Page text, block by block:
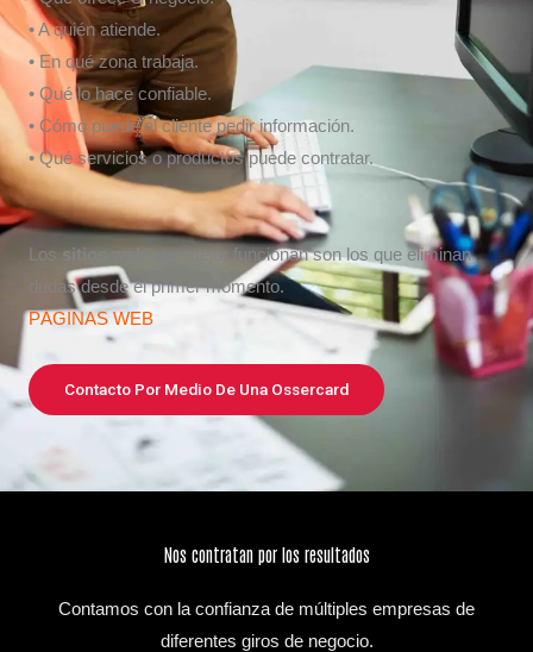
• A quién atiende.
• En qué zona trabaja.
• Qué lo hace confiable.
• Cómo puede el cliente pedir información.
• Qué servicios o productos puede contratar.
Los sitios web que mejor funcionan son los que eliminan
dudas desde el primer momento.
PÁGINAS WEB
Contacto Por Medio De Una Ossercard
Nos contratan por los resultados
Contamos con la confianza de múltiples empresas de
diferentes giros de negocio.